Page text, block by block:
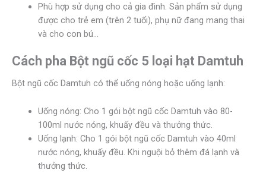
Phù hợp sử dụng cho cả gia đình. Sản phẩm sử dụng
được cho trẻ em (trên 2 tuổi), phụ nữ đang mang thai
và cho con bú…
Cách pha Bột ngũ cốc 5 loại hạt Damtuh
Bột ngũ cốc Damtuh có thể uống nóng hoặc uống lạnh:
Uống nóng: Cho 1 gói bột ngũ cốc Damtuh vào 80-
100ml nước nóng, khuấy đều và thưởng thức.
Uống lạnh: Cho 1 gói bột ngũ cốc Damtuh vào 40ml
nước nóng, khuấy đều. Khi nguội bỏ thêm đá lạnh và
thưởng thức.